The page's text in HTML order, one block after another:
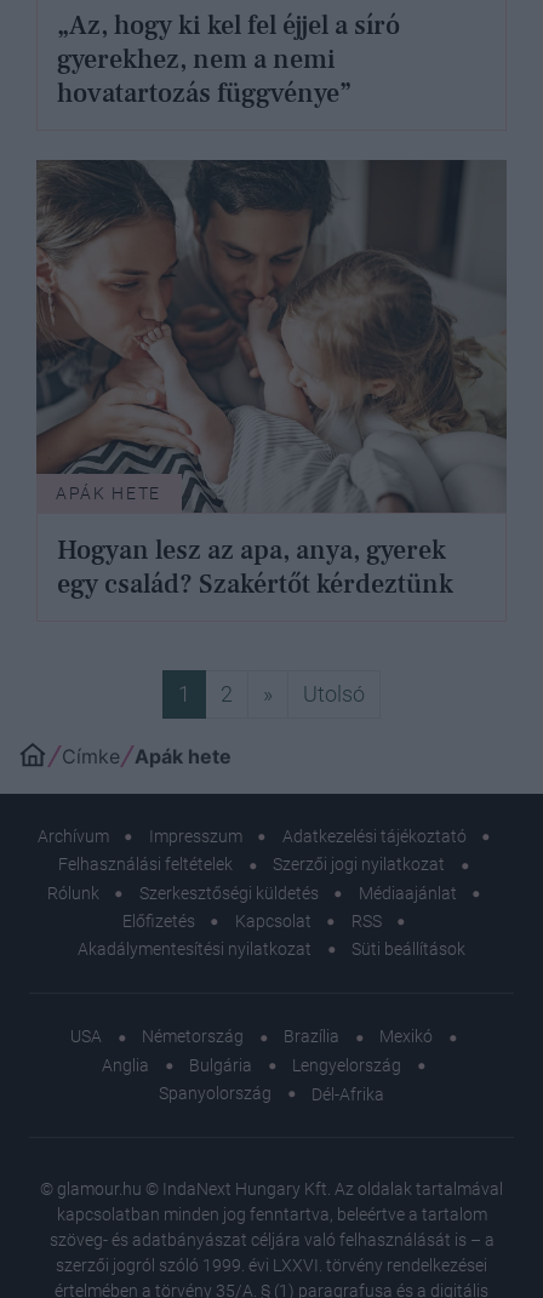
„Az, hogy ki kel fel éjjel a síró
gyerekhez, nem a nemi
hovatartozás függvénye”
APÁK HETE
Hogyan lesz az apa, anya, gyerek
egy család? Szakértőt kérdeztünk
1 2 » Következő
Utolsó
Címke Apák hete
Archívum Impresszum
Adatkezelési tájékoztató
Felhasználási feltételek
Szerzői jogi nyilatkozat
Rólunk
Szerkesztőségi küldetés
Médiaajánlat
Előfizetés
Kapcsolat
RSS
Akadálymentesítési nyilatkozat
Süti beállítások
USA Németország Brazília
Mexikó
Anglia
Bulgária
Lengyelország
Spanyolország
Dél-Afrika
© glamour.hu © IndaNext Hungary Kft. Az oldalak tartalmával
kapcsolatban minden jog fenntartva, beleértve a tartalom
szöveg- és adatbányászat céljára való felhasználását is – a
szerzői jogról szóló 1999. évi LXXVI. törvény rendelkezései
értelmében a törvény 35/A. § (1) paragrafusa és a digitális